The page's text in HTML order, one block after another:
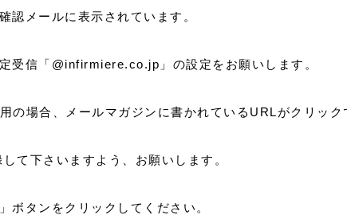
認メールに表示されています。
受信「@infirmiere.co.jp」の設定をお願いします。
場合、メールマガジンに書かれているURLがクリック
下さいますよう、お願いします。
ボタンをクリックしてください。